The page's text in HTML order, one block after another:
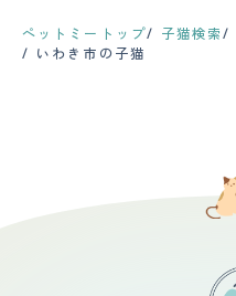
ペットミートップ 子猫検索
いわき市の子猫